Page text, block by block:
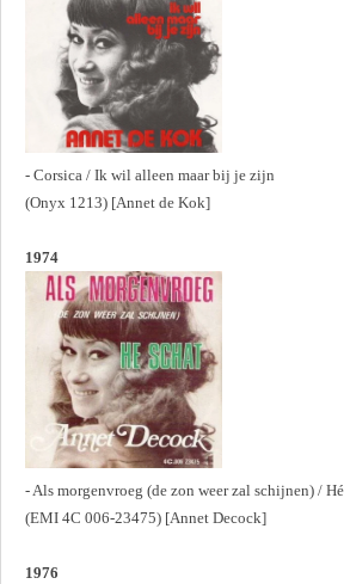
- Corsica / Ik wil alleen maar bij je zijn
(Onyx 1213) [Annet de Kok]
1974
- Als morgenvroeg (de zon weer zal schijnen) /
(EMI 4C 006-23475) [Annet Decock]
1976